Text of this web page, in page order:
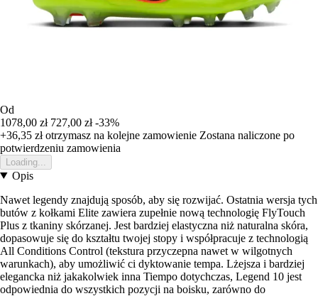
Od
1078,00 zł 727,00 zł -33%
+36,35 złotrzymasz na kolejne zamowienie Zostana naliczone po
potwierdzeniu zamowienia
Loading...
Opis
Nawet legendy znajdują sposób, aby się rozwijać. Ostatnia wersja tych
butów z kołkami Elite zawiera zupełnie nową technologię FlyTouch
Plus z tkaniny skórzanej. Jest bardziej elastyczna niż naturalna skóra,
dopasowuje się do kształtu twojej stopy i współpracuje z technologią
All Conditions Control (tekstura przyczepna nawet w wilgotnych
warunkach), aby umożliwić ci dyktowanie tempa. Lżejsza i bardziej
elegancka niż jakakolwiek inna Tiempo dotychczas, Legend 10 jest
odpowiednia do wszystkich pozycji na boisku, zarówno do